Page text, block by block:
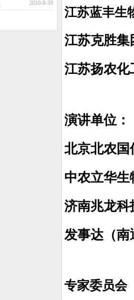
2010-8-30
江苏蓝丰生
江苏克胜集
江苏扬农化
演讲单位：
北京北农国
中农立华
济南兆龙科
发事达（南
专家委员会